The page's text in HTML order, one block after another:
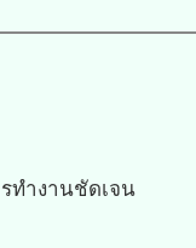
ทำงานชัดเจน